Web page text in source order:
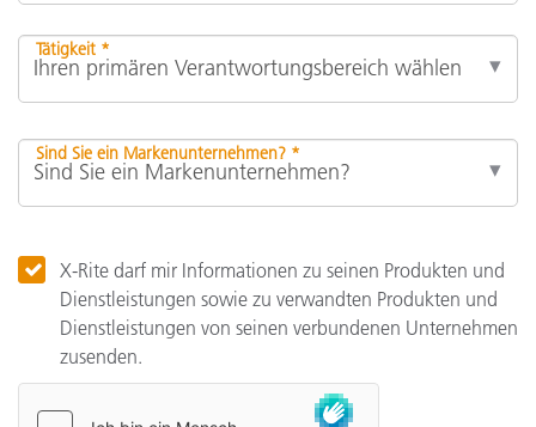
Tätigkeit *
Sind Sie ein Markenunternehmen? *
X-Rite darf mir Informationen zu seinen Produkten und
Dienstleistungen sowie zu verwandten Produkten und
Dienstleistungen von seinen verbundenen Unternehmen
zusenden.